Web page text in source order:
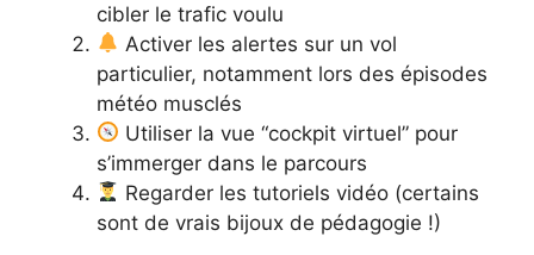
cibler le trafic voulu
Activer les alertes sur un vol
particulier, notamment lors des épisodes
météo musclés
Utiliser la vue “cockpit virtuel” pour
s’immerger dans le parcours
Regarder les tutoriels vidéo (certains
sont de vrais bijoux de pédagogie !)